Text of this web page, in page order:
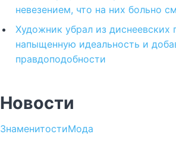
невезением, что на них больно
Художник убрал из диснеевских
напыщенную идеальность и
правдоподобности
Новости
ЗнаменитостиМода